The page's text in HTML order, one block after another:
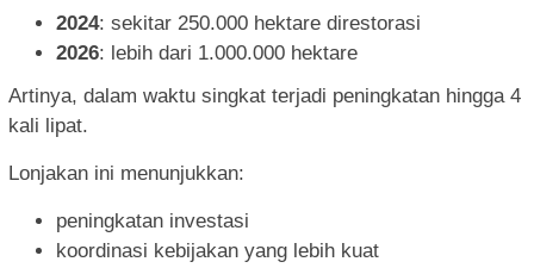
2024: sekitar 250.000 hektare direstorasi
2026: lebih dari 1.000.000 hektare
Artinya, dalam waktu singkat terjadi peningkatan hingga 4
kali lipat.
Lonjakan ini menunjukkan:
peningkatan investasi
koordinasi kebijakan yang lebih kuat